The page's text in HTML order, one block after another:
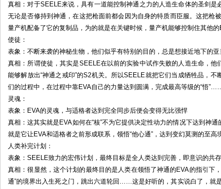
真相：对于SEELE来说，具有一道能控制神通之力的人造生命体的圣剑
无论是否修持到神通，在这把枪面前都会因为自身的特质而臣服。这把枪
量产机配备了它的复制品，为的就是在关键时候，量产机能够控制住其他
使徒：
表象：不断来袭的神秘生物，他们似乎有特别的目的，总是想接近地下的亚
真相：所谓使徒，其实是SEELE在以前的实验中试作失败的人造生命，
能够解放出“神通之戒印”的S2机关。所以SEELE就把它们当成牺牲品，
们的过程中，在过程中靠EVA自己的力量达到圆满，完成最高等级的“悟
灵魂：
表象：EVA的灵魂，与适格者达到完全同步后便会变得无比强悍
真相：这其实就是EVA如何在“核”不为它提供决定性动力的情况下达到神
就是它让EVA和适格者之前形成联系，领悟“他心通”，达到变幻莫测的至
人类补完计划：
表象：SEELE致力的宏伟计划，最终目标是全人类达到完善，即意识的共存
真相：很显然，这个计划的最终目的是人类在领悟了神通的EVA的指引下
通”的境界出入生死之门，跳出六道轮回……这是好听的，其实说白了，就